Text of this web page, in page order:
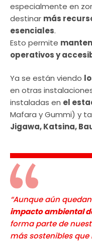
especialmente en
destinar más
esenciales.
Esto permite
operativos y
Ya se están viendo
en otras
instaladas en el
Mafara y Gummi) y
Jigawa, Katsina,
“Aunque aún
impacto ambiental
forma parte de
más sostenibles que